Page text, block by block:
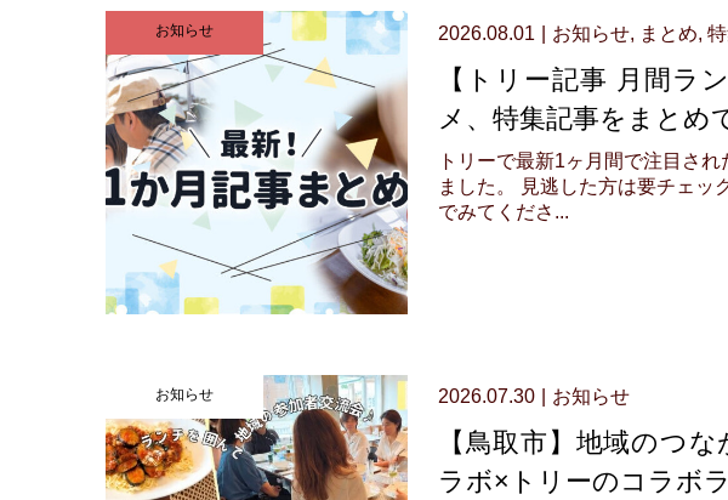
お知らせ 2026.08.01 お知らせ, まとめ,
【トリー記事 月間ラ
メ、特集記事をまとめ
トリーで最新1ヶ月間で注目さ
ました。 見逃した方は要チェッ
でみてくださ...
お知らせ 2026.07.30 お知らせ
【鳥取市】地域のつ
ラボ×トリーのコラボ